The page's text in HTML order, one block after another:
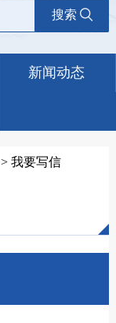
搜索
新闻动态
> 我要写信